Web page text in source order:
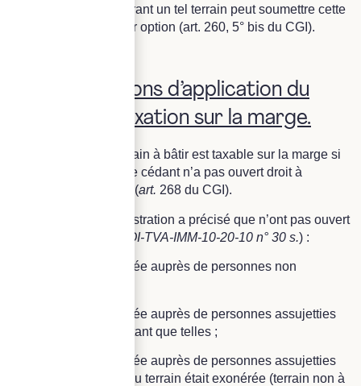
assujetti à la TVA livrant un tel terrain peut soumettre cette
livraison à la taxe sur option (art. 260, 5° bis du CGI).
II. Les conditions d’application du
régime de taxation sur la marge.
La livraison d’un terrain à bâtir est taxable sur la marge si
son acquisition par le cédant n’a pas ouvert droit à
déduction de la TVA (art. 268 du CGI).
À cet égard, l’administration a précisé que n’ont pas ouvert
BOI-TVA-IMM-10-20-10 n° 30 s.) :
– l’acquisition réalisée auprès de personnes non
– l’acquisition réalisée auprès de personnes assujetties
qui n’ont pas agi en tant que telles ;
– l’acquisition réalisée auprès de personnes assujetties
lorsque la livraison du terrain était exonérée (terrain non à